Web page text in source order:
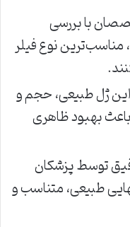
با بررسی
مناسب‌ترین نوع فیلر
این ژل طبیعی، حجم و
بهبود ظاهری
توسط پزشکان
طبیعی، متناسب و